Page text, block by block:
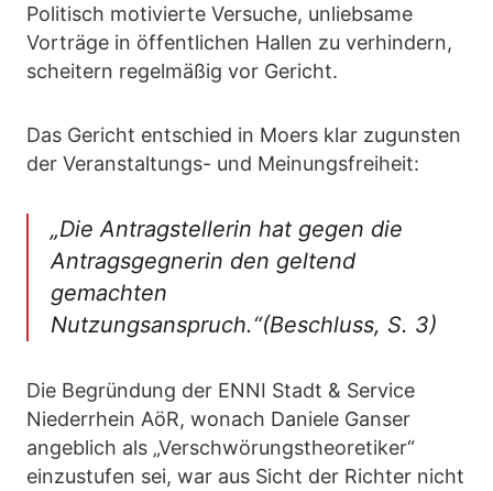
Politisch motivierte Versuche, unliebsame
Vorträge in öffentlichen Hallen zu verhindern,
scheitern regelmäßig vor Gericht.
Das Gericht entschied in Moers klar zugunsten
der Veranstaltungs- und Meinungsfreiheit:
„Die Antragstellerin hat gegen die
Antragsgegnerin den geltend
gemachten
Nutzungsanspruch.“(Beschluss, S. 3)
Die Begründung der ENNI Stadt & Service
Niederrhein AöR, wonach Daniele Ganser
angeblich als „Verschwörungstheoretiker“
einzustufen sei, war aus Sicht der Richter nicht